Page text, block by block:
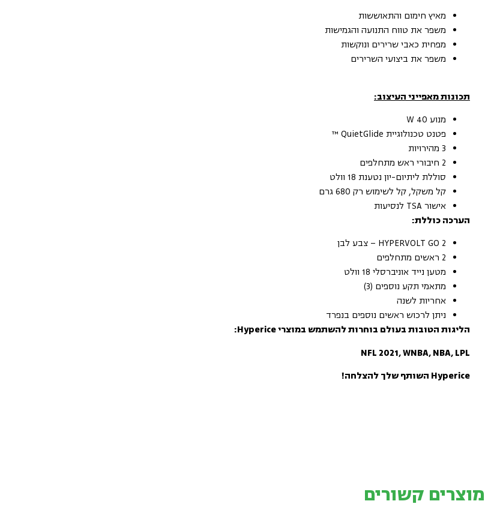
מאיץ חימום והתאוששות
משפר את טווח התנועה והגמישות
מפחית כאבי שרירים ונוקשות
משפר את ביצועי השרירים
תכונות מאפייני העיצוב:
מנוע 40 W
פטנט טכנולוגיית QuietGlide ™
3 מהירויות
2 חיבורי ראש מתחלפים
סוללת ליתיום-יון נטענת 18 וולט
קל משקל, קל לשימוש רק 680 גרם
אישור TSA לנסיעות
הערכה כוללת:
HYPERVOLT GO 2 – צבע לבן
2 ראשים מתחלפים
מטען נייד אוניברסלי 18 וולט
מתאמי תקע נוספים (3)
אחריות לשנה
ניתן לרכוש ראשים נוספים בנפרד
הליגות הטובות בעולם בוחרות להשתמש במוצרי Hyperice:
NFL 2021, WNBA, NBA, LPL
Hyperice השותף שלך להצלחה!
מוצרים קשורים